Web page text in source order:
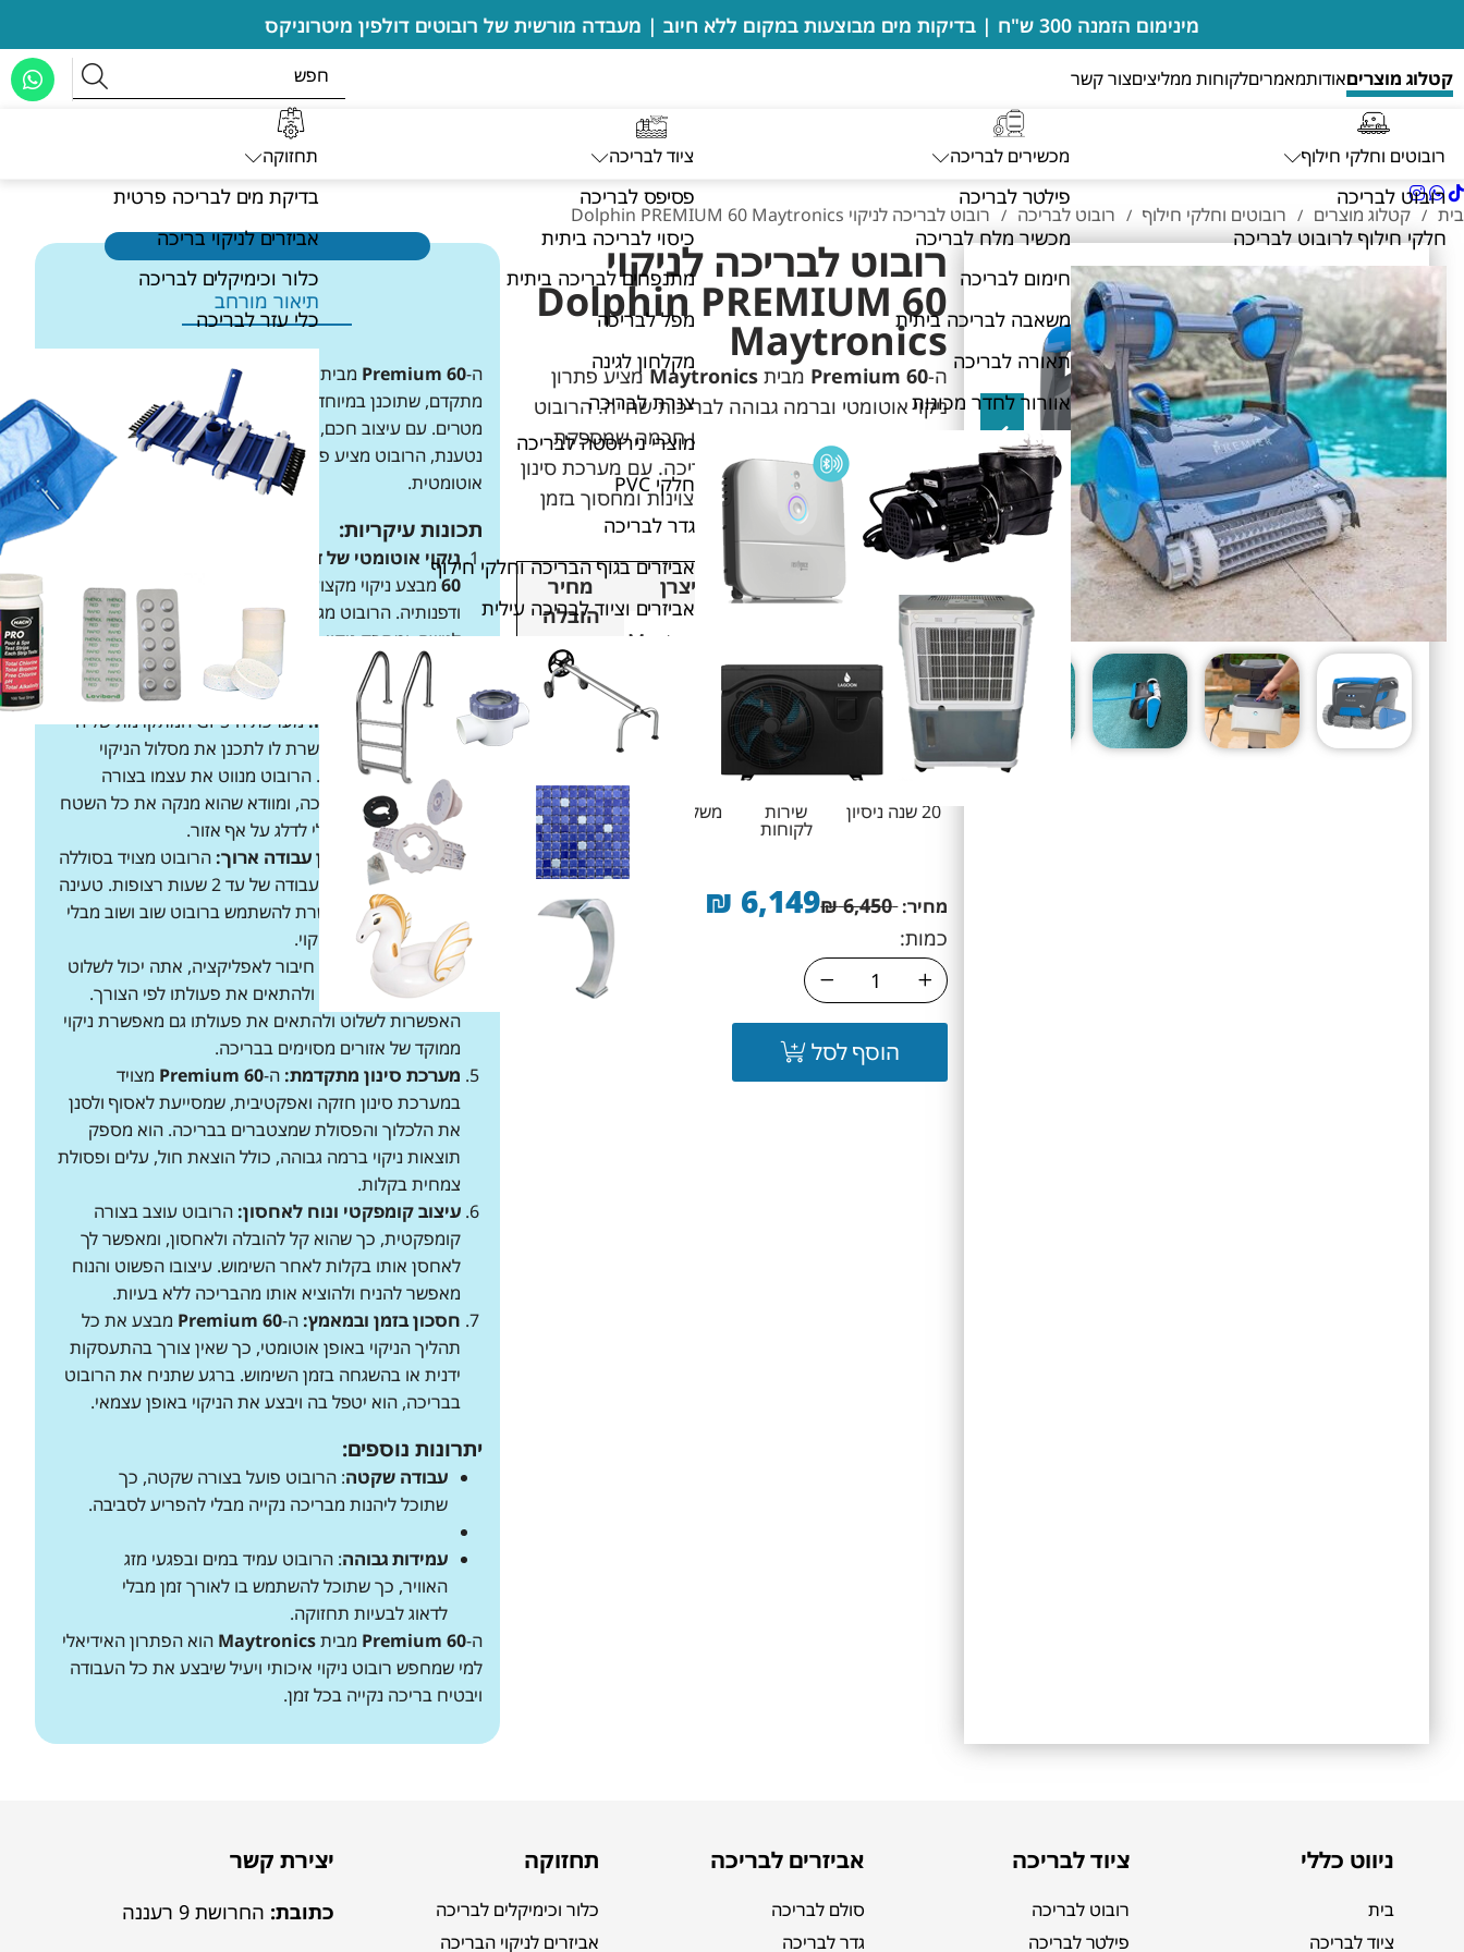
מינימום הזמנה 300 ש"ח | בדיקות מים מבוצעות במקום ללא חיוב | מעבדה מורשית של רובוטים דולפין מיטרוניקס
קטלוג מוצריםאודותמאמריםלקוחות ממליציםצור קשר
רובוטים וחלקי חילוף
רובוט לבריכה
חלקי חילוף לרובוט לבריכה
מכשירים לבריכה
פילטר לבריכה
מכשיר מלח לבריכה
חימום לבריכה
משאבה לבריכה ביתית
תאורה לבריכה
אוורור לחדר מכונות
ציוד לבריכה
פסיפס לבריכה
כיסוי לבריכה ביתית
מתנפחים לבריכה ביתית
מפל לבריכה
מקלחון לגינה
צנרת לבריכה
מוצרי נירוסטה לבריכה
חלקי PVC
גדר לבריכה
אביזרים בגוף הבריכה וחלקי חילוף
אביזרים וציוד לבריכה עילית
תחזוקה
בדיקת מים לבריכה פרטית
אביזרים לניקוי בריכה
כלור וכימיקלים לבריכה
כלי עזר לבריכה
בית / קטלוג מוצרים / רובוטים וחלקי חילוף / רובוט לבריכה / ‏רובוט לבריכה לניקוי Dolphin PREMIUM 60 Maytronics
‏רובוט לבריכה לניקוי
Dolphin PREMIUM 60
Maytronics
ה-Premium 60 מבית Maytronicsמציע פתרון
ניקוי אוטומטי וברמה גבוהה לבריכות שחייה. הרובוט
מצויד במנוע חזק ובמערכת ניווט חכמה שמספקת
ניקוי יסודי של דפנות וקרקע הבריכה. עם מערכת סינון
מתקדמת, הוא מספק תוצאות מצוינות ומחסוך בזמן
ובמאמץ.
אספקה
7 ימי עסקים 2000 שעות
יצרן
Maytronics
מחיר
הובלה
חינם
20 שנה ניסיון שירות
לקוחות
משלוח מהיר החזרת
מוצרים
באריזה
סגורה
מחיר: 6,450
₪
6,149
₪
כמות:
הוסף לסל
תיאור מורחב
ה-Premium 60 מבית Maytronics
מטרים. עם עיצוב חכם, מערכת ניווט מתקדמת וסוללה
נטענת, הרובוט מציע פתרון אידיאלי לניקוי בריכות בצורה
אוטומטית.
תכונות עיקריות:
ניקוי אוטומטי של דפנות וקרקע הבריכה:
60מבצע ניקוי מקצועי ומעמיק של קרקע הבריכה
ודפנותיה. הרובוט מגיע לכל פינה, כולל אזורים קשים
לגישה, ומספק ניקוי מלא ויסודי של כל שטח הבריכה. עם
יכולת לנקות דפנות עד קו המים, לא תצטרך לדאוג ללכלוך
שנותר בפינות הקשות.
מערכת ניווט חכמה:מערכת ה-GPS המתקדמת של ה-
Premium 60 מאפשרת לו לתכנן את מסלול הניקוי
בצורה חכמה ויעילה. הרובוט מנווט את עצמו בצורה
מדויקת ברחבי הבריכה, ומוודא שהוא מנקה את כל השטח
בצורה מסודרת, מבלי לדלג על אף אזור.
סוללה נטענת לזמן עבודה ארוך: הרובוט מצויד בסוללה
חזקה המספקת זמן עבודה של עד 2 שעות רצופות. טעינה
מהירה ויעילה מאפשרת להשתמש ברובוט שוב ושוב מבלי
לעכב את תהליך הניקוי.
שליטה מרחוק:
עם חיבור לאפליקציה, אתה יכול לשלוט
ברובוט בצורה נוחה, ולהתאים את פעולתו לפי הצורך.
האפשרות לשלוט ולהתאים את פעולתו גם מאפשרת ניקוי
ממוקד של אזורים מסוימים בבריכה.
מערכת סינון מתקדמת: ה-Premium 60 מצויד
במערכת סינון חזקה ואפקטיבית, שמסייעת לאסוף ולסנן
את הלכלוך והפסולת שמצטברים בבריכה. הוא מספק
תוצאות ניקוי ברמה גבוהה, כולל הוצאת חול, עלים ופסולת
צמחית בקלות.
עיצוב קומפקטי ונוח לאחסון: הרובוט עוצב בצורה
קומפקטית, כך שהוא קל להובלה ולאחסון, ומאפשר לך
לאחסן אותו בקלות לאחר השימוש. עיצובו הפשוט והנוח
מאפשר להניח ולהוציא אותו מהבריכה ללא בעיות.
חסכון בזמן ובמאמץ: ה-Premium 60 מבצע את כל
תהליך הניקוי באופן אוטומטי, כך שאין צורך בהתעסקות
ידנית או בהשגחה בזמן השימוש. ברגע שתניח את הרובוט
בבריכה, הוא יטפל בה ויבצע את הניקוי באופן עצמאי.
יתרונות נוספים:
עבודה שקטה: הרובוט פועל בצורה שקטה, כך
שתוכל ליהנות מבריכה נקייה מבלי להפריע לסביבה.
עמידות גבוהה: הרובוט עמיד במים ובפגעי מזג
האוויר, כך שתוכל להשתמש בו לאורך זמן מבלי
לדאוג לבעיות תחזוקה.
ה-Premium 60 מביתMaytronics הוא הפתרון האידיאלי
למי שמחפש רובוט ניקוי איכותי ויעיל שיבצע את כל העבודה
ויבטיח בריכה נקייה בכל זמן.
ניווט כללי
בית
ציוד לבריכה
ציוד לבריכה
רובוט לבריכה
פילטר לבריכה
אביזרים לבריכה
סולם לבריכה
גדר לבריכה
תחזוקה
כלור וכימיקלים לבריכה
אביזרים לניקוי הבריכה
יצירת קשר
כתובת: החרושת 9 רעננה